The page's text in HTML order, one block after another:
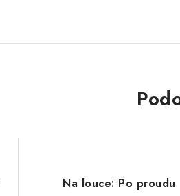
Na louce: Po proudu